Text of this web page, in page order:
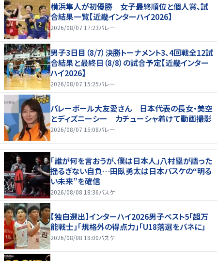
横浜隼人が初優勝 女子最終順位と個人賞、試
合結果一覧【近畿インターハイ2026】
2026/08/07 17:23バレー
男子3日目（8/7）決勝トーナメント3、4回戦全12試
合結果と最終日（8/8）の試合予定【近畿インター
ハイ2026】
2026/08/07 15:25バレー
バレーボール大友愛さん 日本代表の長女・美空
とディズニーシー カチューシャ着けて動画撮影
2026/08/07 15:08バレー
「誰が何を言おうが、僕は日本人」八村塁が語った
揺るぎない自負…田臥勇太は日本バスケの“明る
い未来”を確信
2026/08/08 18:36バスケ
【独自選出】インターハイ2026男子ベスト5「超万
能戦士」「規格外の得点力」「U18落選をバネに」
2026/08/08 18:00バスケ